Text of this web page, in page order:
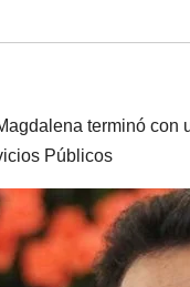
terminó
Públicos